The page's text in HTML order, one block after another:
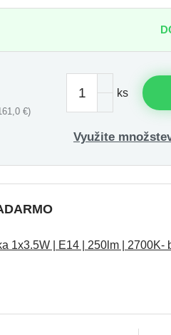
€)
ks
Využite
1x3.5W | E14 | 250lm | 2700K-